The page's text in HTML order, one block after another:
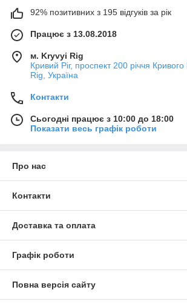
92% позитивних з 195 відгуків за рік
Працює з 13.08.2018
м. Kryvyi Rig
Кривий Ріг, проспект 200 річчя
Rig, Україна
Контакти
Сьогодні працює з 10:00 до 18:00
Показати весь графік роботи
Про нас
Контакти
Доставка та оплата
Графік роботи
Повна версія сайту